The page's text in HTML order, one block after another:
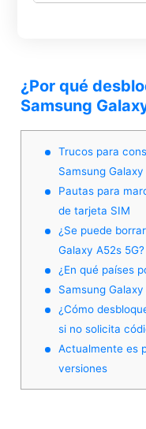
¿Por qué
Samsung
Trucos para
Samsung
Pautas para
de tarjeta SIM
¿Se puede
Galaxy A52s 5G?
¿En qué países
Samsung
¿Cómo
si no solicita
Actualmente es
versiones